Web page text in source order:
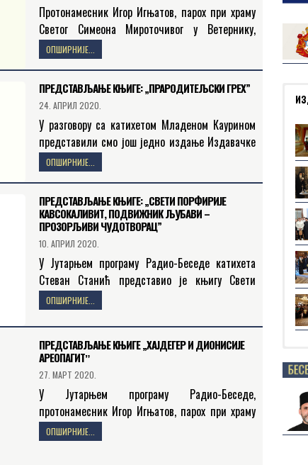
Протонамесник Игор Игњатов, парох при храму
Светог Симеона Мироточивог у Ветернику,
представио је књигу Никоса Мацукаса Свет,
човек, заједница – по светоме Максиму
Исповеднику. Издавачкa…
ОПШИРНИЈЕ...
ПРЕДСТАВЉАЊЕ КЊИГЕ: „ПРАРОДИТЕЉСКИ ГРЕХ”
24. АПРИЛ 2020.
У разговору са катихетом Младеном Каурином
представили смо још једно издање Издавачке
установе Епархије бачке Беседа. У питању је
књига Јована Романидиса Прародитељски грех,
која…
ОПШИРНИЈЕ...
ПРЕДСТАВЉАЊЕ КЊИГЕ: „СВЕТИ ПОРФИРИЈЕ
КАВСОКАЛИВИТ, ПОДВИЖНИК ЉУБАВИ –
ПРОЗОРЉИВИ ЧУДОТВОРАЦ”
10. АПРИЛ 2020.
У Јутарњем програму Радио-Беседе катихета
Стеван Станић представио је књигу Свети
Порфирије Кавсокаливит, подвижник љубави –
прозорљиви чудотворац. Књигa je објављена у
издању Издавачке установа…
ОПШИРНИЈЕ...
ПРЕДСТАВЉАЊЕ КЊИГЕ „ХАЈДЕГЕР И ДИОНИСИЈЕ
АРЕОПАГИТˮ
27. МАРТ 2020.
У Јутарњем програму Радио-Беседе,
протонамесник Игор Игњатов, парох при храму
Светога Симеона Мироточивог у Ветернику,
представио је књигу угледног грчког философа
ОПШИРНИЈЕ...